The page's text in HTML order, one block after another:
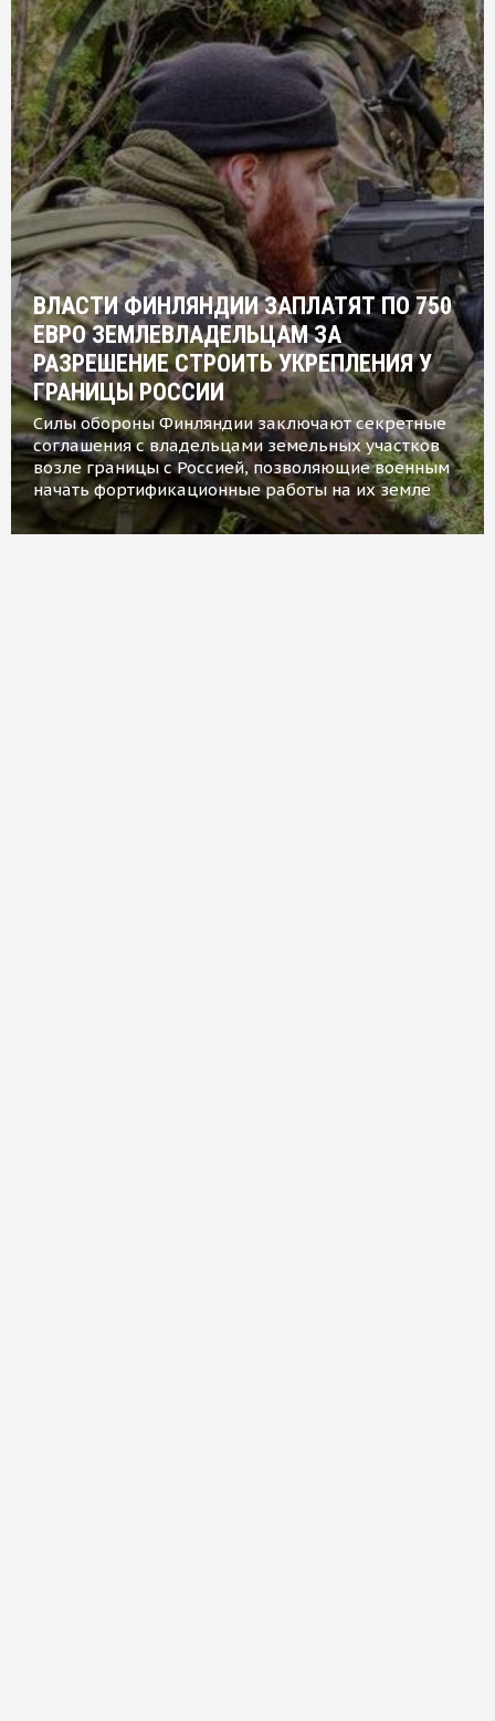
ВЛАСТИ ФИНЛЯНДИИ ЗАПЛАТЯТ ПО 750
ЕВРО ЗЕМЛЕВЛАДЕЛЬЦАМ ЗА
РАЗРЕШЕНИЕ СТРОИТЬ УКРЕПЛЕНИЯ У
ГРАНИЦЫ РОССИИ
Силы обороны Финляндии заключают секретные
соглашения с владельцами земельных участков
возле границы с Россией, позволяющие военным
начать фортификационные работы на их земле